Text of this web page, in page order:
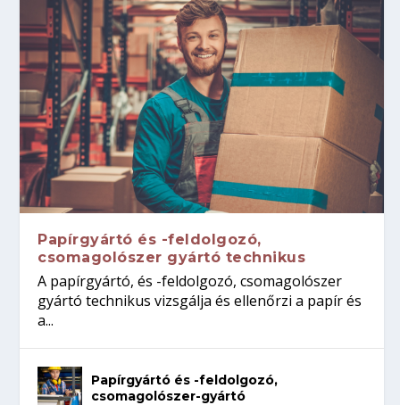
Papírgyártó és -feldolgozó,
csomagolószer gyártó technikus
A papírgyártó, és -feldolgozó, csomagolószer
gyártó technikus vizsgálja és ellenőrzi a papír és
a...
Papírgyártó és -feldolgozó,
csomagolószer-gyártó